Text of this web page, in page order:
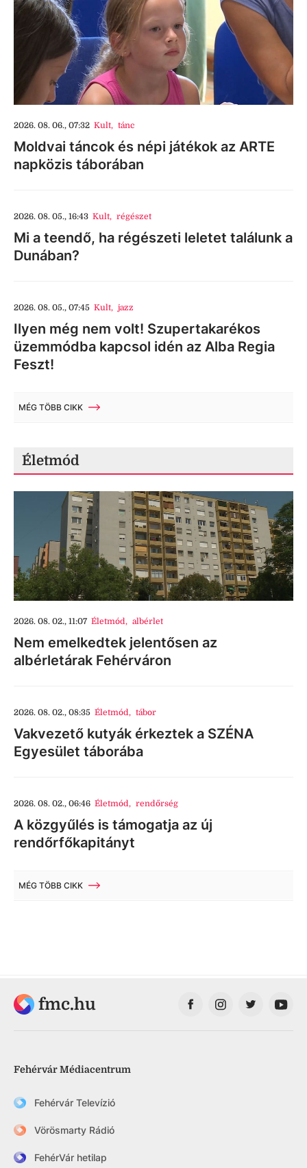
2026. 08. 06., 07:32 Kult, tánc
Moldvai táncok és népi játékok az ARTE
napközis táborában
2026. 08. 05., 16:43 Kult, régészet
Mi a teendő, ha régészeti leletet találunk a
Dunában?
2026. 08. 05., 07:45 Kult, jazz
Ilyen még nem volt! Szupertakarékos
üzemmódba kapcsol idén az Alba Regia
Feszt!
MÉG TÖBB CIKK
Életmód
2026. 08. 02., 11:07 Életmód, albérlet
Nem emelkedtek jelentősen az
albérletárak Fehérváron
2026. 08. 02., 08:35 Életmód, tábor
Vakvezető kutyák érkeztek a SZÉNA
Egyesület táborába
2026. 08. 02., 06:46 Életmód, rendőrség
A közgyűlés is támogatja az új
rendőrfőkapitányt
MÉG TÖBB CIKK
fmc.hu
Fehérvár Médiacentrum
Fehérvár Televízió
Vörösmarty Rádió
FehérVár hetilap